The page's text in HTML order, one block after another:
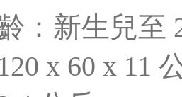
：新生兒至
x 60 x 11